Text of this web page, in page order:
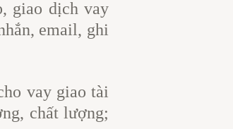
giao dịch vay
email, ghi
vay giao tài
chất lượng;